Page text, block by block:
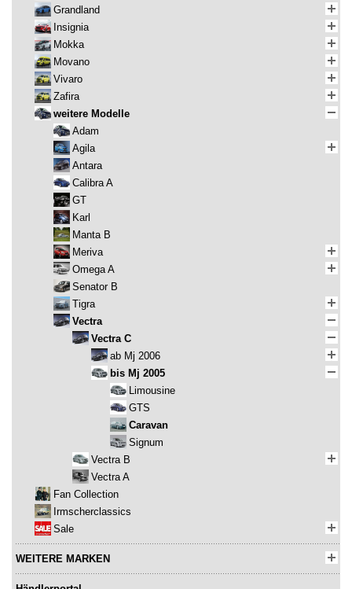
Grandland
Insignia
Mokka
Movano
Vivaro
Zafira
weitere Modelle
Adam
Agila
Antara
Calibra A
GT
Karl
Manta B
Meriva
Omega A
Senator B
Tigra
Vectra
Vectra C
ab Mj 2006
bis Mj 2005
Limousine
GTS
Caravan
Signum
Vectra B
Vectra A
Fan Collection
Irmscherclassics
Sale
WEITERE MARKEN